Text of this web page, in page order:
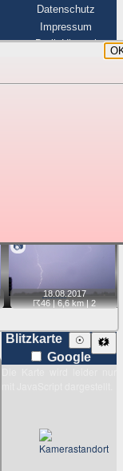
Datenschutz
Impressum
BerlinHimmel
📷
18.08.2017
☈46| 6,6 km |2
Blitzkarte 🗱
☉
Google